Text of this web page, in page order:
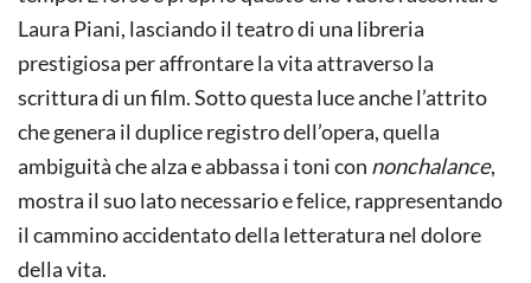
Laura Piani, lasciando il teatro di una libreria
prestigiosa per affrontare la vita attraverso la
scrittura di un film. Sotto questa luce anche l’attrito
che genera il duplice registro dell’opera, quella
ambiguità che alza e abbassa i toni con nonchalance,
mostra il suo lato necessario e felice, rappresentando
il cammino accidentato della letteratura nel dolore
della vita.